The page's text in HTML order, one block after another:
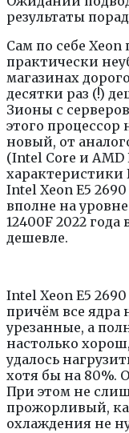
результаты
Сам по себе
практически
магазинах
десятки раз (!)
Зионы с
этого процессор
новый, от
(Intel Core и AMD
Intel Xeon E5
вполне на
12400F 2022
дешевле.
Intel Xeon E5
причём все ядра
урезанные, а
настолько
удалось
хотя бы на 80%.
При этом не
прожорливый,
охлаждения не